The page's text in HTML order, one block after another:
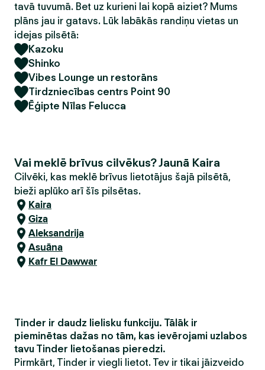
tavā tuvumā. Bet uz kurieni lai kopā aiziet? Mums
plāns jau ir gatavs. Lūk labākās randiņu vietas un
idejas pilsētā:
Kazoku
Shinko
Vibes Lounge un restorāns
Tirdzniecības centrs Point 90
Ēģipte Nīlas Felucca
Vai meklē brīvus cilvēkus? Jaunā Kaira
Cilvēki, kas meklē brīvus lietotājus šajā pilsētā,
bieži aplūko arī šīs pilsētas.
Kaira
Giza
Aleksandrija
Asuāna
Kafr El Dawwar
Tinder ir daudz lielisku funkciju. Tālāk ir
pieminētas dažas no tām, kas ievērojami uzlabos
tavu Tinder lietošanas pieredzi.
Pirmkārt, Tinder ir viegli lietot. Tev ir tikai jāizveido